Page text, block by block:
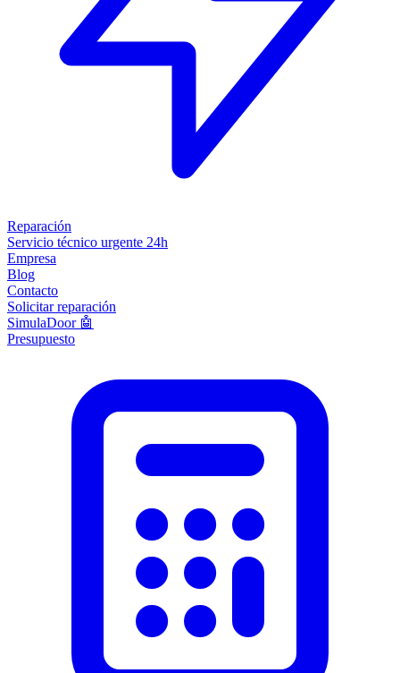
Reparación
Servicio técnico urgente 24h
Empresa
Blog
Contacto
Solicitar reparación
SimulaDoor 🤖
Presupuesto